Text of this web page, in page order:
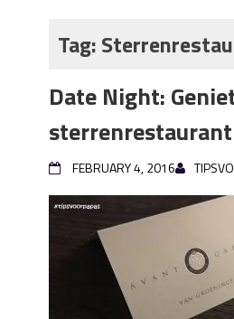
Tag:
Date Night:
sterrenrestaurant
FEBRUARY 4, 2016